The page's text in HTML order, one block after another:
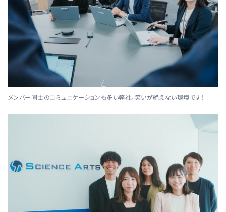
メンバー同士のコミュニケーションも多い弊社。笑いが絶えない環境です！